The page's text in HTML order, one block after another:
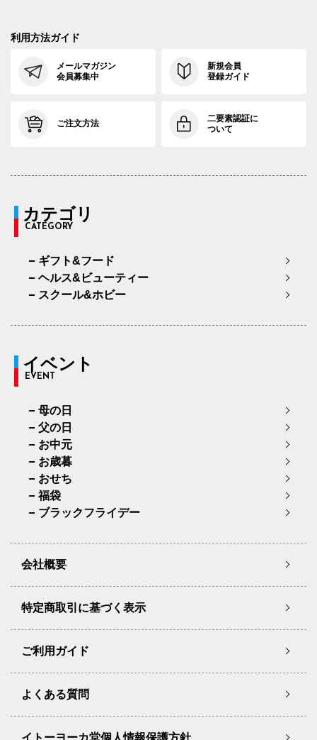
利用方法ガイド
メールマガジン
会員募集中
新規会員
登録ガイド
ご注文方法
二要素認証に
ついて
カテゴリ
CATEGORY
ギフト&フード
ヘルス&ビューティー
スクール&ホビー
イベント
EVENT
母の日
父の日
お中元
お歳暮
おせち
福袋
ブラックフライデー
会社概要
特定商取引に基づく表示
ご利用ガイド
よくある質問
イトーヨーカ堂個人情報保護方針